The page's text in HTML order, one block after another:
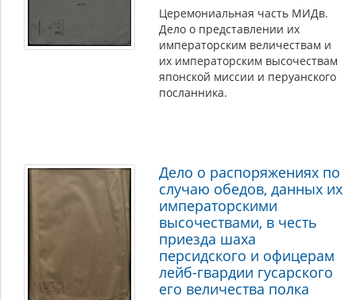
Церемониальная часть МИДв.
Дело о представлении их
императорским величествам и
их императорским высочествам
японской миссии и перуанского
посланника.
Дело о распоряжениях по
случаю обедов, данных их
императорскими
высочествами, в честь
приезда шаха
персидского и офицерам
лейб-гвардии гусарского
его величества полка